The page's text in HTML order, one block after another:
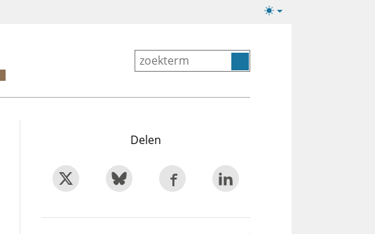
Lichte/donkere
Delen